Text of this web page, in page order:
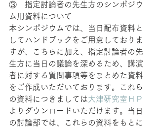
③　指定討論者の先生方のシンポジウ
ム用資料について
本シンポジウムでは、当日配布資料と
してハンドブックをご用意しておりま
すが、こちらに加え、指定討論者の先
生方に当日の議論を深めるため、講演
者に対する質問事項等をまとめた資料
をご作成いただいております。これら
の資料につきましては大津研究室ＨＰ
よりダウンロードいただけます。当日
の討論部では、これらの資料をもとに